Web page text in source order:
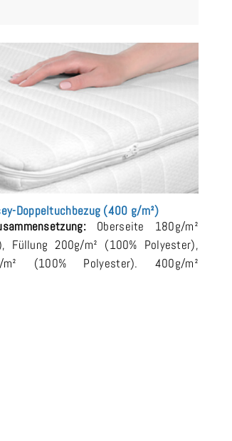
Doppeltuchbezug (400 g/m²)
Oberseite 180g/m²
Füllung 200g/m² (100% Polyester),
m² (100% Polyester). 400g/m²